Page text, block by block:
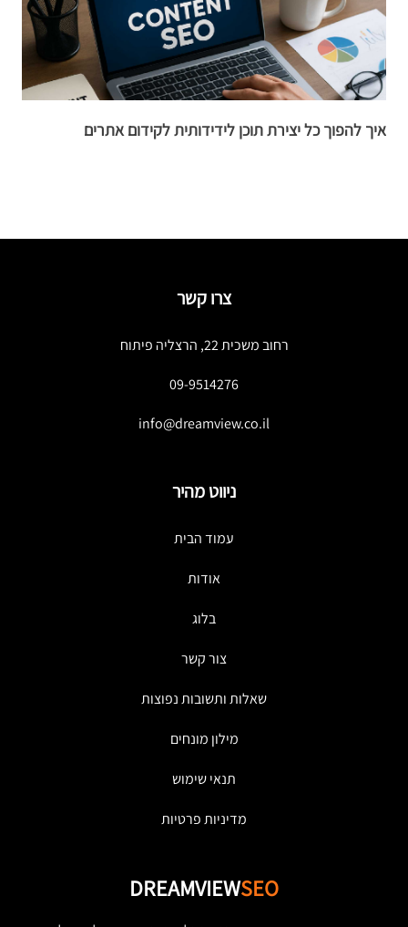
איך להפוך כל יצירת תוכן לידידותית לקידום אתרים
צרו קשר
רחוב משכית 22, הרצליה פיתוח
09-9514276
info@dreamview.co.il
ניווט מהיר
עמוד הבית
אודות
בלוג
צור קשר
שאלות ותשובות נפוצות
מילון מונחים
תנאי שימוש
מדיניות פרטיות
DREAMVIEWSEO